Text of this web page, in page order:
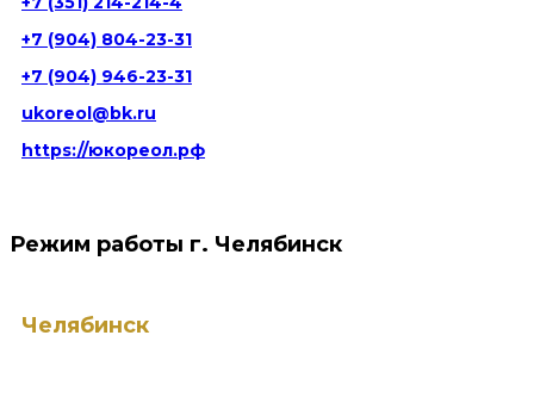
+7 (904) 804-23-31
+7 (904) 946-23-31
ukoreol@bk.ru
https://юкореол.рф
Режим работы г. Челябинск
Челябинск